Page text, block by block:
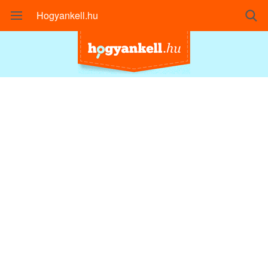
Hogyankell.hu